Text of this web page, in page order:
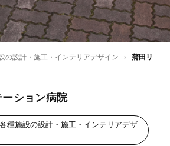
の設計・施工・インテリアデザイン ›
蒲田リ
ション病院
種施設の設計・施工・インテリアデザ